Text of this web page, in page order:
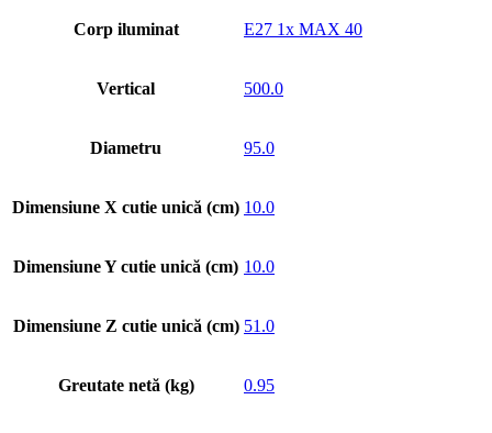
Corp iluminat E27 1x MAX 40
Vertical 500.0
Diametru 95.0
Dimensiune X cutie unică (cm) 10.0
Dimensiune Y cutie unică (cm) 10.0
Dimensiune Z cutie unică (cm) 51.0
Greutate netă (kg) 0.95